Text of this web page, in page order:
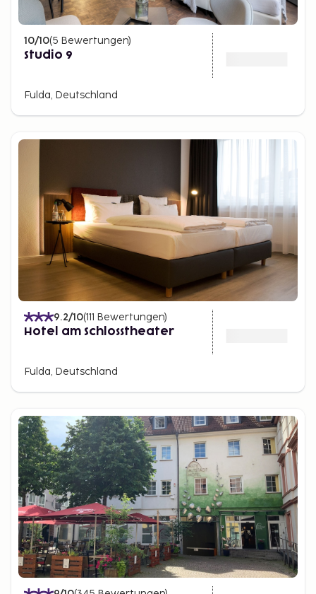
10/10(5 Bewertungen)
Studio 9
Fulda, Deutschland
9.2/10(111 Bewertungen)
Hotel am Schlosstheater
Fulda, Deutschland